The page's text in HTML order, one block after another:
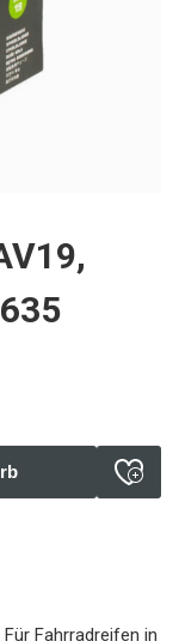
Fahrradreifen in